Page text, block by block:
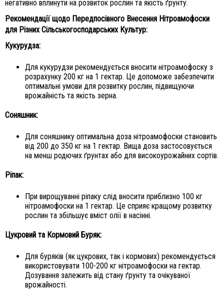
негативно вплинути на розвиток рослин та якість ґрунту.
Рекомендації щодо Передпосівного Внесення Нітроамофоски
для Різних Сільськогосподарських Культур:
Кукурудза:
Для кукурудзи рекомендується вносити нітроамофоску з
розрахунку 200 кг на 1 гектар. Це допоможе забезпечити
оптимальні умови для розвитку рослин, підвищуючи
врожайність та якість зерна.
Соняшник:
Для соняшнику оптимальна доза нітроамофоски становить
від 200 до 350 кг на 1 гектар. Вища доза застосовується
на менш родючих ґрунтах або для високоурожайних сортів.
Ріпак:
При вирощуванні ріпаку слід вносити приблизно 100 кг
нітроамофоски на 1 гектар. Це сприяє кращому розвитку
рослин та збільшує вміст олії в насінні.
Цукровий та Кормовий Буряк:
Для буряків (як цукрових, так і кормових) рекомендується
використовувати 100-200 кг нітроамофоски на гектар.
Дозування залежить від стану ґрунту та очікуваної
врожайності.